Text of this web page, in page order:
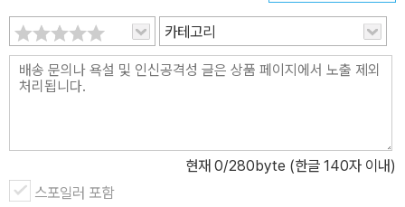
1분 쇼츠 대본 작성하기 / 후킹이 있는 제목 만들기 / 영어 회화 연습
하기 / 맞춤형 학습 설정하기 6장 챗GPT로 데이터 정리하고 업무 문
서 만들기 업무 효율을 높이는 문서 작업을 배웁니다. 보고서, 프레젠
테이션, 도해 제작 등에 챗GPT와 다양한 AI 툴을 활용합니다. [이런
쉽게 따라 할 수 있도록 구성했습니다. 낯설고 복잡한 IT 기술 설명은
모두 걷어냈습니다. 어려운 용어 없이 일상적인 예시로 설명해서 술
카테고리
현재 0/280byte (한글 140자 이내)
스포일러 포함